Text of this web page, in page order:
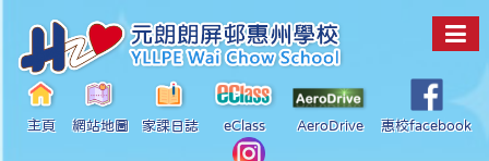
主頁 網站地圖 家課日誌 eClass AeroDrive 惠校facebook